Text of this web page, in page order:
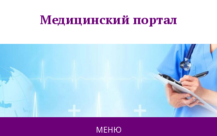
Медицинский портал
МЕНЮ